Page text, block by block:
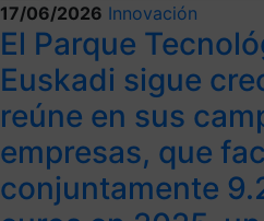
17/06/2026 Innovación
El Parque
Euskadi sigue
reúne en sus
empresas, que
conjuntamente